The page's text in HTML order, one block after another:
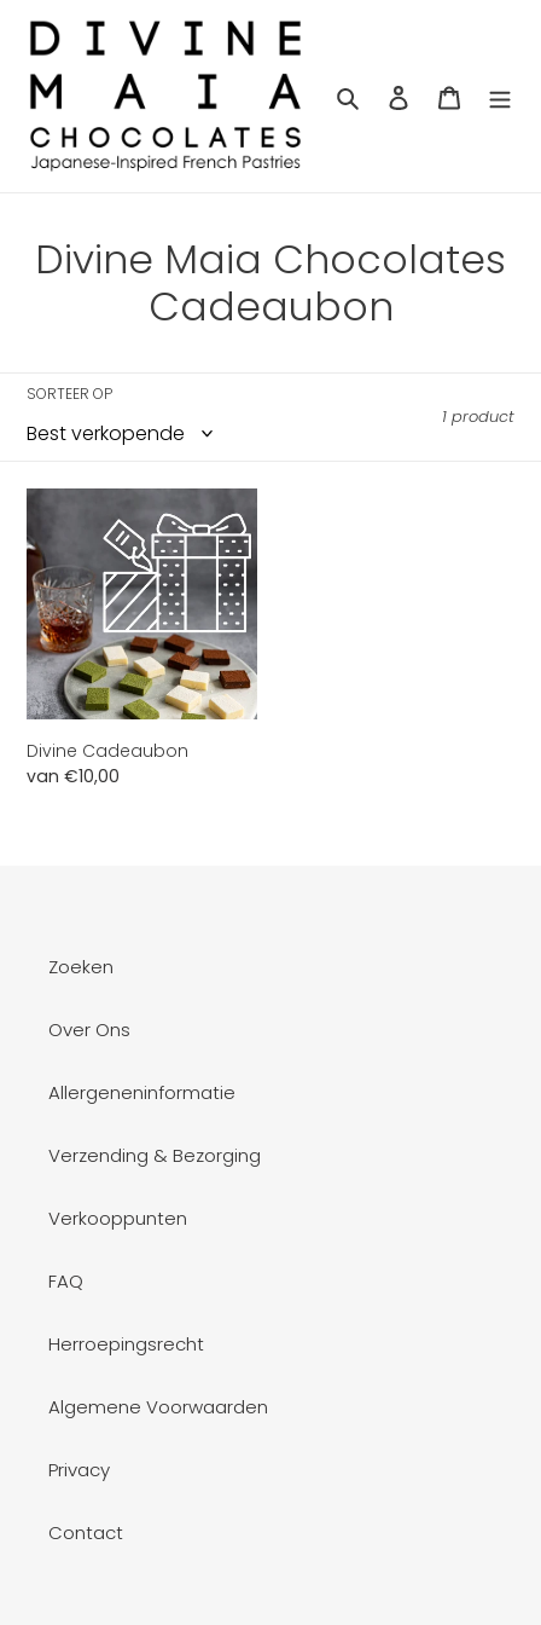
content
Zoeken Aanmelden
C
l
e
c
t
i
e
:
Divine Maia Chocolates
Cadeaubon
SORTEER OP
1 product
Divine
Cadeaubon
Divine Cadeaubon
Normale
van €10,00
Zoeken
Over Ons
Allergeneninformatie
Verzending & Bezorging
Verkooppunten
FAQ
Herroepingsrecht
Algemene Voorwaarden
Privacy
Contact